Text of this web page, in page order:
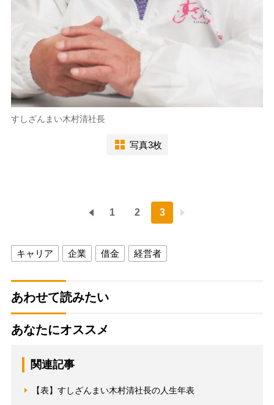
すしざんまい木村清社長
写真3枚
1 2 3
キャリア 企業 借金 経営者
あわせて読みたい
あなたにオススメ
関連記事
【表】すしざんまい木村清社長の人生年表